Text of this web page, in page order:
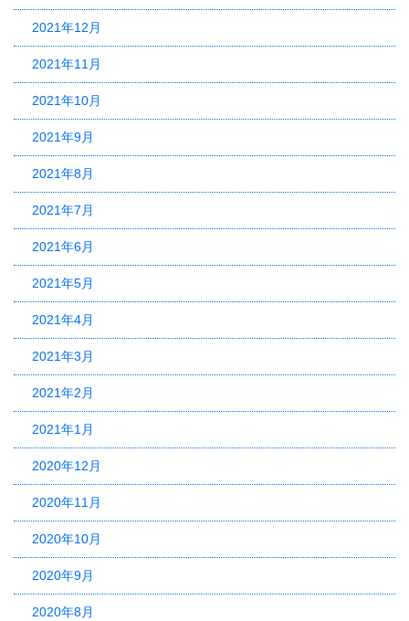
2021年12月
2021年11月
2021年10月
2021年9月
2021年8月
2021年7月
2021年6月
2021年5月
2021年4月
2021年3月
2021年2月
2021年1月
2020年12月
2020年11月
2020年10月
2020年9月
2020年8月